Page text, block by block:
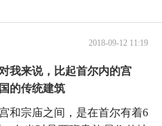
2018-09-12 11:19
我来说，比起首尔内的宫
的传统建筑
和宗庙之间，是在首尔有着6